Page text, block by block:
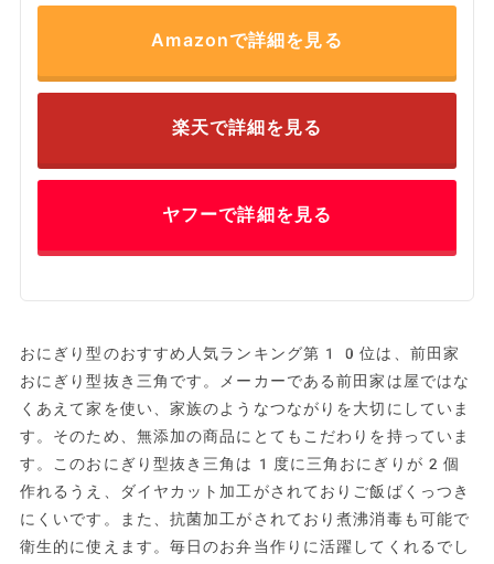
Amazonで詳細を見る
楽天で詳細を見る
ヤフーで詳細を見る
おにぎり型のおすすめ人気ランキング第10位は、前田家
おにぎり型抜き三角です。メーカーである前田家は屋ではな
くあえて家を使い、家族のようなつながりを大切にしていま
す。そのため、無添加の商品にとてもこだわりを持っていま
す。このおにぎり型抜き三角は1度に三角おにぎりが2個
作れるうえ、ダイヤカット加工がされておりご飯ばくっつき
にくいです。また、抗菌加工がされており煮沸消毒も可能で
衛生的に使えます。毎日のお弁当作りに活躍してくれるでし